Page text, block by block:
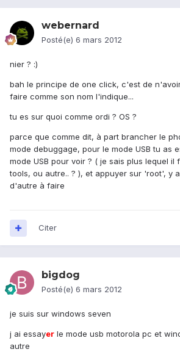
webernard
Posté(e) 6 mars 2012
nier ? :)
bah le principe de one click, c'est de
faire comme son nom l'indique...
tu es sur quoi comme ordi ? OS ?
parce que comme dit, à part brancher le
mode debuggage, pour le mode USB tu as
mode USB pour voir ? ( je sais plus lequel il
tools, ou autre.. ? ), et appuyer sur 'root', y
d'autre à faire
Citer
bigdog
Posté(e) 6 mars 2012
je suis sur windows seven
j ai essayer le mode usb motorola pc et
autre